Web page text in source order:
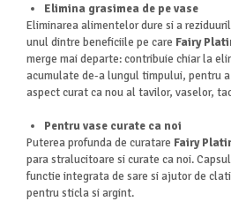
Elimina grasimea de pe vase
Eliminarea alimentelor dure si a
unul dintre beneficiile pe care Fairy
merge mai departe: contribuie chiar la
acumulate de-a lungul timpului, pentru
aspect curat ca nou al tavilor, vaselor,
Pentru vase curate ca noi
Puterea profunda de curatare Fairy
para stralucitoare si curate ca noi.
functie integrata de sare si ajutor de
pentru sticla si argint.